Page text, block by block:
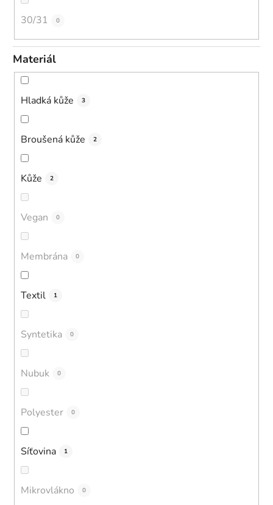
30/31 0
Materiál
Hladká kůže 3
Broušená kůže 2
Kůže 2
Vegan 0
Membrána 0
Textil 1
Syntetika 0
Nubuk 0
Polyester 0
Síťovina 1
Mikrovlákno 0